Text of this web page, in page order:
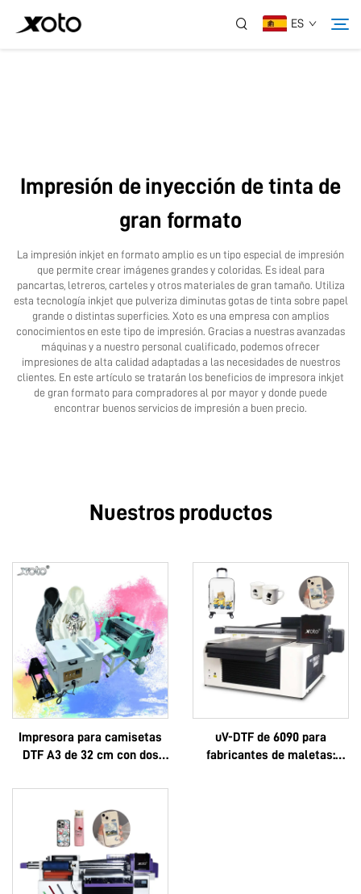
ES
Servicio
Aplicación
Contáctanos
Impresión de inyección de tinta de
gran formato
La impresión inkjet en formato amplio es un tipo especial de impresión
que permite crear imágenes grandes y coloridas. Es ideal para
pancartas, letreros, carteles y otros materiales de gran tamaño. Utiliza
esta tecnología inkjet que pulveriza diminutas gotas de tinta sobre papel
grande o distintas superficies. Xoto es una empresa con amplios
conocimientos en este tipo de impresión. Gracias a nuestras avanzadas
máquinas y a nuestro personal cualificado, podemos ofrecer
impresiones de alta calidad adaptadas a las necesidades de nuestros
clientes. En este artículo se tratarán los beneficios de impresora inkjet
de gran formato para compradores al por mayor y donde puede
encontrar buenos servicios de impresión a buen precio.
Nuestros productos
Impresora para camisetas
DTF A3 de 32 cm con dos
cabezales i1600A1
uV-DTF de 6090 para
fabricantes de maletas: